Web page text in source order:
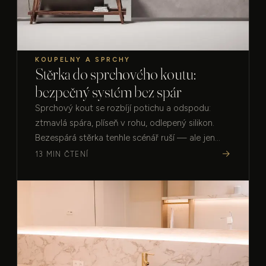
KOUPELNY A SPRCHY
Stěrka do sprchového koutu:
bezpečný systém bez spár
Sprchový kout se rozbíjí potichu a odspodu:
ztmavlá spára, plíseň v rohu, odlepený silikon.
Bezespárá stěrka tenhle scénář ruší — ale jen
jako systém, kde tu nejdůležitější vrstvu nikdy
13 MIN ČTENÍ →